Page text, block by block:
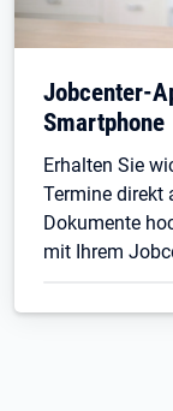
Jobcenter-
Smartphone
Erhalten Sie
Termine direkt
Dokumente
mit Ihrem